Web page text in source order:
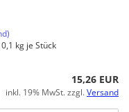
0,1 kg je Stück
15,26 EUR
inkl. 19% MwSt. zzgl.Versand